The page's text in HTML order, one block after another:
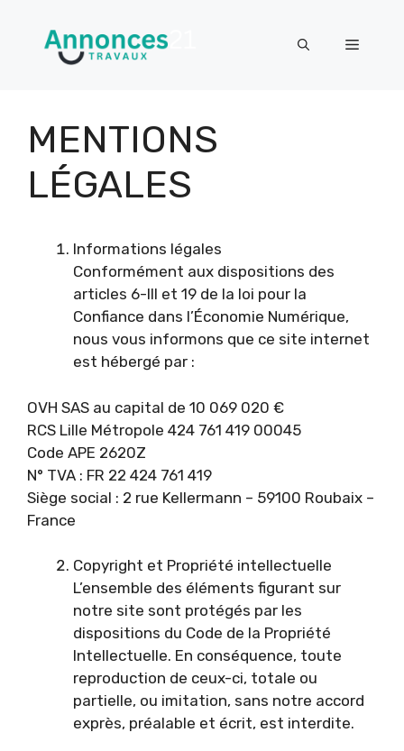
contenu
Menu
MENTIONS
LÉGALES
Informations légales
Conformément aux dispositions des
articles 6-III et 19 de la loi pour la
Confiance dans l’Économie Numérique,
nous vous informons que ce site internet
est hébergé par :
OVH SAS au capital de 10 069 020 €
RCS Lille Métropole 424 761 419 00045
Code APE 2620Z
N° TVA : FR 22 424 761 419
Siège social : 2 rue Kellermann – 59100 Roubaix –
France
Copyright et Propriété intellectuelle
L’ensemble des éléments figurant sur
notre site sont protégés par les
dispositions du Code de la Propriété
Intellectuelle. En conséquence, toute
reproduction de ceux-ci, totale ou
partielle, ou imitation, sans notre accord
exprès, préalable et écrit, est interdite.